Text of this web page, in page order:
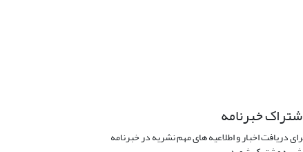
خبرنامه
دریافت اخبار و اطلاعیه های مهم نشریه در خبرنامه